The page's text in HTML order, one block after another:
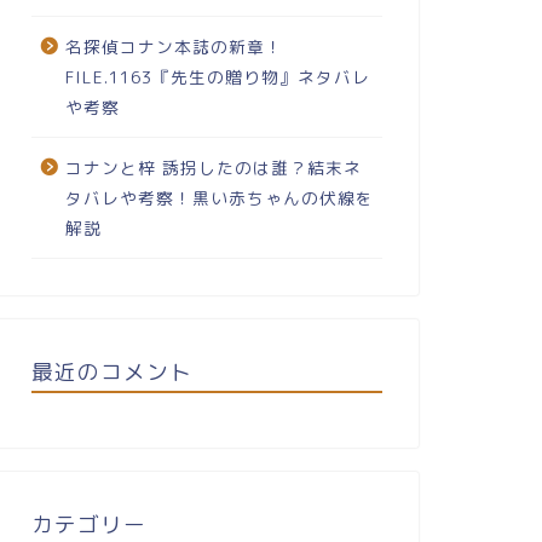
名探偵コナン本誌の新章！
FILE.1163『先生の贈り物』ネタバレ
や考察
コナンと梓 誘拐したのは誰？結末ネ
タバレや考察！黒い赤ちゃんの伏線を
解説
最近のコメント
カテゴリー